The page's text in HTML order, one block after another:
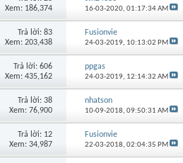
Xem: 186,374
16-03-2020,01:17:34 AM
Trả lời: 83
Xem: 203,438
Fusionvie
24-03-2019, 10:13:02 PM
Trả lời: 606
Xem: 435,162
ppgas
24-03-2019, 12:14:32 AM
Trả lời: 38
Xem: 76,900
nhatson
10-09-2018,09:50:31 AM
Trả lời: 12
Xem: 34,987
Fusionvie
22-03-2018,02:04:35 PM